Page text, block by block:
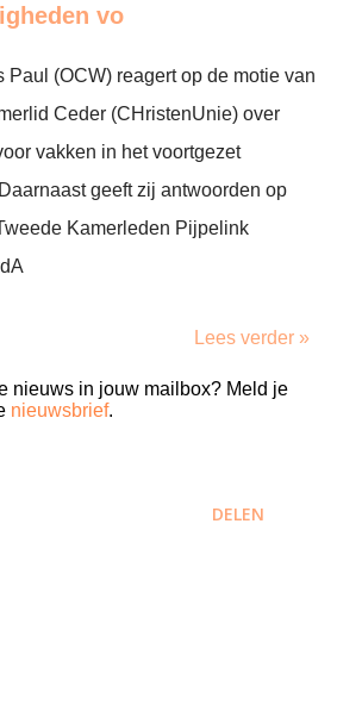
vo
Paul (OCW) reagert op de motie van
Ceder (CHristenUnie) over
vakken in het voortgezet
geeft zij antwoorden op
Kamerleden Pijpelink
Lees verder »
nieuws in jouw mailbox? Meld je
nieuwsbrief.
DELEN